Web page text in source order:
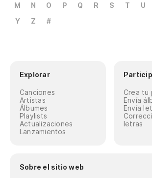
M
N O P Q R S T U
Y
Z #
Explorar
Canciones
Artistas
Álbumes
Playlists
Actualizaciones
Lanzamientos
Crea tu
Envía
Envía
letras
Sobre el sitio web